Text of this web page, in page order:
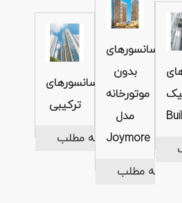
آسانسورهای
ترکیبی
ادامه مطلب
آسانسورهای
بدون
موتورخانه
مدل
Joymore
ادامه مطلب